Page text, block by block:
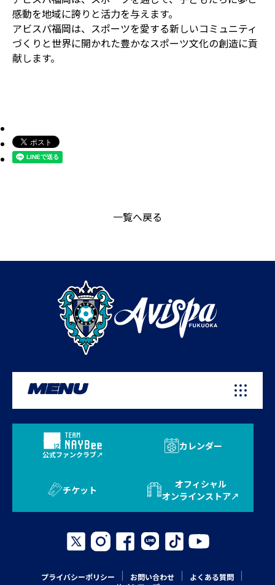
感動を地域に誇りと活力を与えます。
アビスパ福岡は、スポーツを愛する新しいコミュニティ
づくりと世界に開かれた豊かなスポーツ文化の創造に貢
献します。
一覧へ戻る
MENU
公式ファンクラブ
カレンダー
チケット
オフィシャル
オンラインストア
プライバシーポリシー お問い合わせ
よくある質問